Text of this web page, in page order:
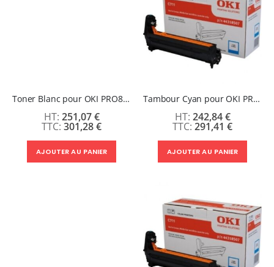
Toner Blanc pour OKI PRO8432WT
301,28 €
251,07 €
AJOUTER AU PANIER
Tambour Cyan pour OKI PRO8432WT
291,41 €
242,84 €
AJOUTER AU PANIER